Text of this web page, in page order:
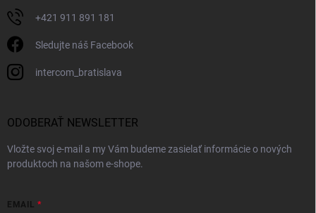
+421 911 891 181
Sledujte náš Facebook
intercom_bratislava
ODOBERAŤ NEWSLETTER
Vložte svoj e-mail a my Vám budeme zasielať informácie o nových
produktoch na našom e-shope.
EMAIL